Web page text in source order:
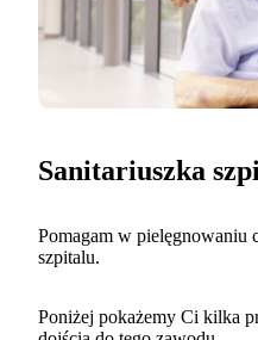
Sanitariuszka
Pomagam w pielęgnowaniu
szpitalu.
Poniżej pokażemy Ci kilka